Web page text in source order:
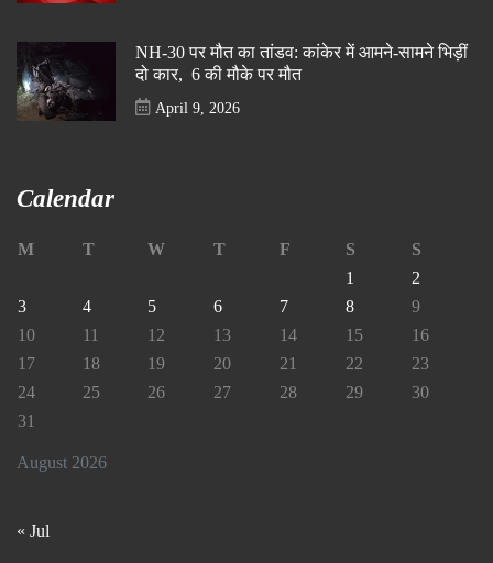
NH-30 पर मौत का तांडव: कांकेर में आमने-सामने भिड़ीं
दो कार, 6 की मौके पर मौत
April 9, 2026
Calendar
August 2026
M T W T F S
S
1
2
3
4 5 6 7 8
9
10
11 12 13 14 15
16
17
18 19 20 21 22
23
24
25 26 27 28 29
30
31
« Jul